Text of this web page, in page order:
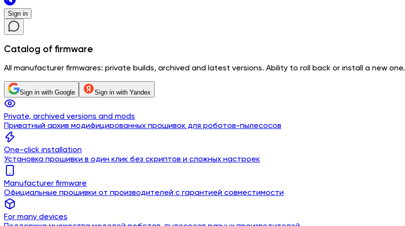
Sign in
Catalog of firmware
All manufacturer firmwares: private builds, archived and latest versions. Ability to roll back or install a new one.
Sign in with Google Sign in with Yandex
Private, archived versions and mods
Приватный архив модифицированных прошивок для роботов-пылесосов
One-click installation
Установка прошивки в один клик без скриптов и сложных настроек
Manufacturer firmware
Официальные прошивки от производителей с гарантией совместимости
For many devices